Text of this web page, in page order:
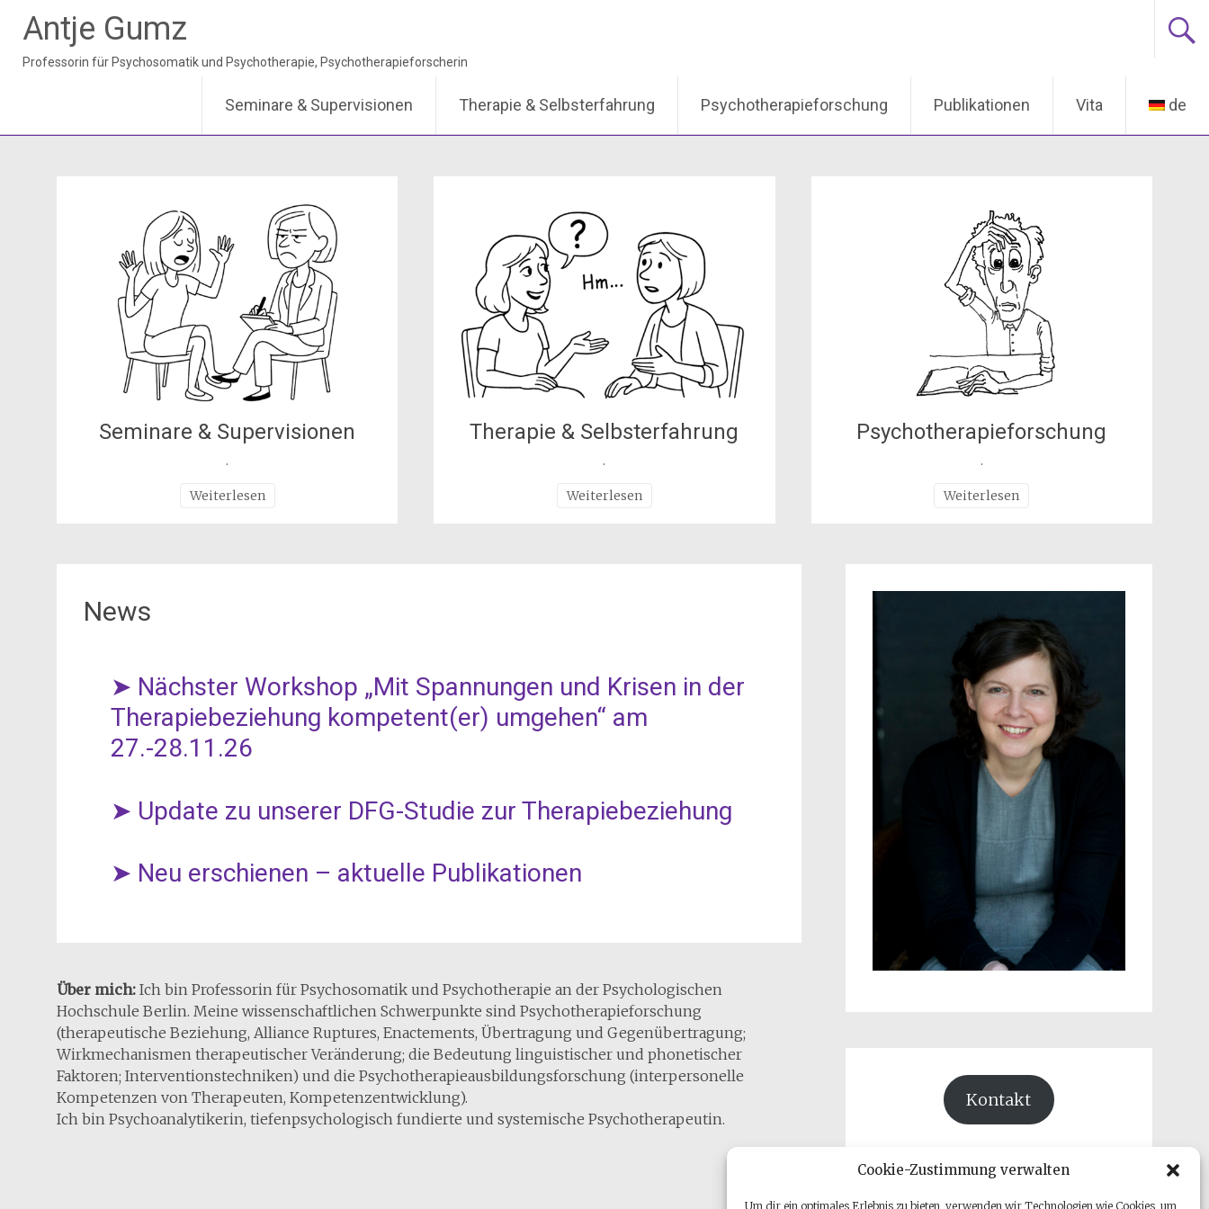
Cookie-Zustimmung verwalten
Um dir ein optimales Erlebnis zu bieten, verwenden wir Technologien wie Cookies, um
Antje Gumz
Seminare & Supervisionen Therapie & Selbsterfahrung Psychotherapieforschung Publikationen Vita de
Seminare & Supervisionen
.
Weiterlesen
Therapie & Selbsterfahrung
.
Weiterlesen
Psychotherapieforschung
.
Weiterlesen
News
➤ Nächster Workshop „Mit Spannungen und Krisen in der
Therapiebeziehung kompetent(er) umgehen“ am
27.-28.11.26
➤ Update zu unserer DFG-Studie zur Therapiebeziehung
➤ Neu erschienen – aktuelle Publikationen
Über mich: Ich bin Professorin für Psychosomatik und Psychotherapie an der Psychologischen
Hochschule Berlin. Meine wissenschaftlichen Schwerpunkte sind Psychotherapieforschung
(therapeutische Beziehung, Alliance Ruptures, Enactements, Übertragung und Gegenübertragung;
Wirkmechanismen therapeutischer Veränderung; die Bedeutung linguistischer und phonetischer
Faktoren; Interventionstechniken) und die Psychotherapieausbildungsforschung (interpersonelle
Kompetenzen von Therapeuten, Kompetenzentwicklung).
Ich bin Psychoanalytikerin, tiefenpsychologisch fundierte und systemische Psychotherapeutin.
Kontakt